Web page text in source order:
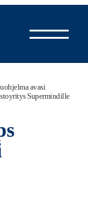
avasi
Supermindille